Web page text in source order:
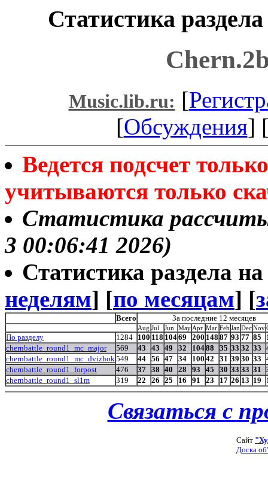
Статистика
Music.lib.ru: [
[Обсуждения]
Ведется подсчет
учитываются только
Статистика
3 00:06:41 2026)
Статистика раздела
неделям] [по месяцам] [
Всего За последние 12 месяцев
Aug Jul Jun May Apr Mar Feb Jan DecNov
По разделу 1284 100 118 10469 200 148 87 93 77 85
chernbattle_round1_mc_major
569 43 43 49 32 10488 35 33 32 33
chernbattle_round1_mc_dvizhok 549 44 56 47 34 100 42 31 39 30 33
chernbattle_round1_forpost
476 37 38 40 28 93 45 30 33 33 31
chernbattle_round1_sl1m
319 22 26 25 16 91 23 17 26 13 19
Связаться с
Сайт
Доска